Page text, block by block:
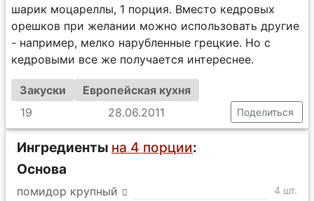
шарик моцареллы, 1 порция. Вместо кедровых
орешков при желании можно использовать другие
- например, мелко нарубленные грецкие. Но с
кедровыми все же получается интереснее.
Закуски
Европейская кухня
19
28.06.2011 Поделиться
Ингредиенты на 4 порции:
Основа
помидор крупный 4 шт.